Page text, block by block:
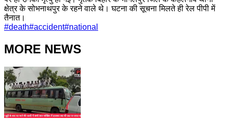
क्षेत्र के सोभनाथपुर के रहने वाले थे। घटना की सूचना मिलते ही रेल पीपी में
तैनात।
#death#accident#national
MORE NEWS